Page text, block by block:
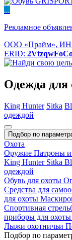
...
Рекламное
ООО «Прайм»,
ERID:
Одежда для
King Hunter Sitka
одеждой
Подбор по
Охота
Оружие Патроны и
King Hunter Sitka
одеждой
Обувь для охоты
Средства для
для охоты
Спортивная
приборы для охоты
Лыжи охотничьи
Подбор по